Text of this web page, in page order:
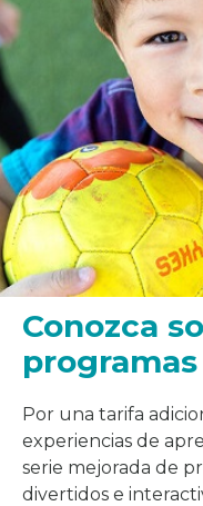
Conozca
Por una tarifa
experiencias de
serie mejorada de
divertidos e